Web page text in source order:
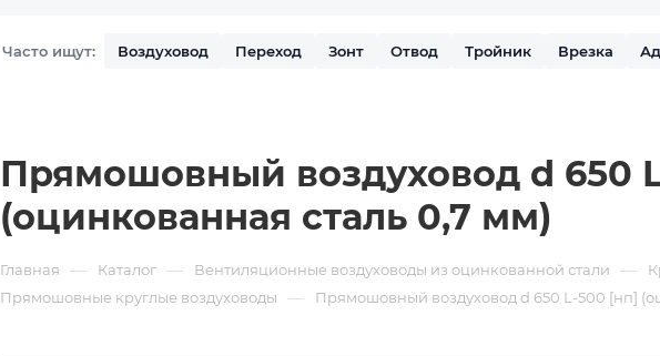
Часто ищут: Воздуховод Переход Зонт Отвод Тройник Врезка
Прямошовный воздуховод d 650
(оцинкованная сталь 0,7 мм)
Главная — Каталог — Вентиляционные воздуховоды из оцинкованной стали —
Прямошовные круглые воздуховоды
— Прямошовный воздуховод d 650 L-500 [нп]